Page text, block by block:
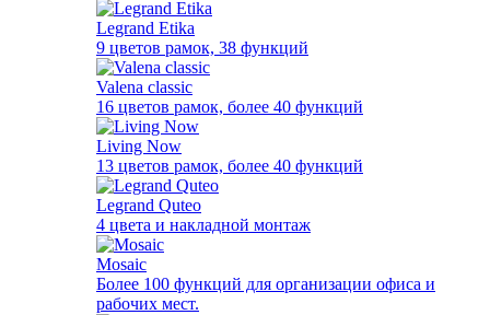
Legrand Etika
9 цветов рамок, 38 функций
Valena classic
16 цветов рамок, более 40 функций
Living Now
13 цветов рамок, более 40 функций
Legrand Quteo
4 цвета и накладной монтаж
Mosaic
Более 100 функций для организации офиса и
рабочих мест.